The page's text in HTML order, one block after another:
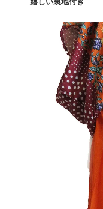
嬉しい裏地付き